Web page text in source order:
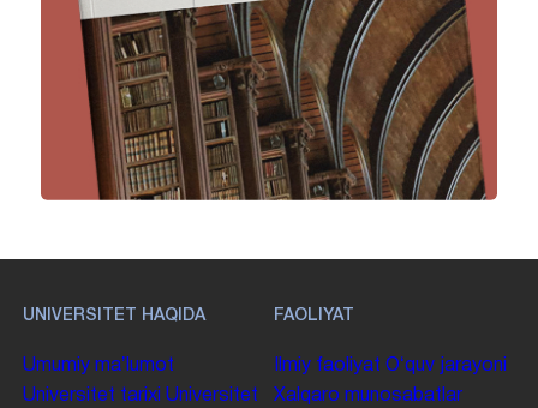
UNIVERSITET HAQIDA
Umumiy maʼlumot
Universitet tarixi Universitet
FAOLIYAT
Ilmiy faoliyat Oʻquv jarayoni
Xalqaro munosabatlar